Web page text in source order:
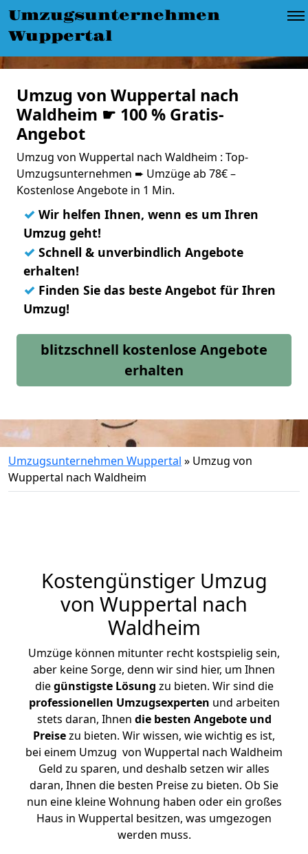
Umzugsunternehmen
Wuppertal
Umzug von Wuppertal nach
Waldheim ☛ 100 % Gratis-
Angebot
Umzug von Wuppertal nach Waldheim : Top-
Umzugsunternehmen ➨ Umzüge ab 78€ –
Kostenlose Angebote in 1 Min.
✓ Wir helfen Ihnen, wenn es um Ihren
Umzug geht!
✓ Schnell & unverbindlich Angebote
erhalten!
✓ Finden Sie das beste Angebot für Ihren
Umzug!
blitzschnell kostenlose Angebote
erhalten
Umzugsunternehmen Wuppertal » Umzug von
Wuppertal nach Waldheim
Kostengünstiger Umzug
von Wuppertal nach
Waldheim
Umzüge können mitunter recht kostspielig sein,
aber keine Sorge, denn wir sind hier, um Ihnen
diegünstigste Lösung zu bieten. Wir sind die
professionellen Umzugsexperten und arbeiten
stets daran, Ihnen die besten Angebote und
Preisezu bieten. Wir wissen, wie wichtig es ist,
bei einem Umzug von Wuppertal nach Waldheim
Geld zu sparen, und deshalb setzen wir alles
daran, Ihnen die besten Preise zu bieten. Ob Sie
nun eine kleine Wohnung haben oder ein großes
Haus in Wuppertal besitzen, was umgezogen
werden muss.